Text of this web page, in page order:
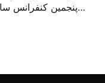
پنجمین کنفرانس
متخصص از